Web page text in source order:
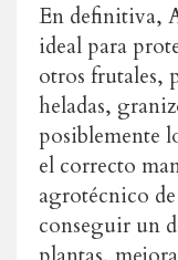
En definitiva,
ideal para
otros frutales,
heladas,
posiblemente
el correcto
agrotécnico
conseguir un